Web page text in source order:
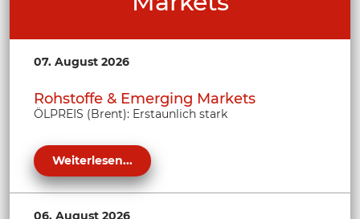
07. August 2026
Rohstoffe & Emerging Markets
ÖLPREIS (Brent): Erstaunlich stark
Weiterlesen...
06. August 2026